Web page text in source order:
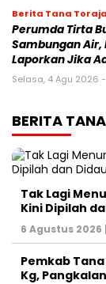
Berita Tana Toraja
Perumda Tirta
Sambungan
Laporkan Jika
Selasa, 4 Agu 2026 -
BERITA
Tak Lagi
Kini Dipilah
6 Agustus 2026
Pemkab
Kg,